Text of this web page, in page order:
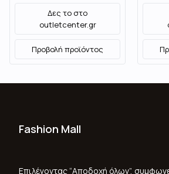
Επιλέγοντας “Αποδοχή όλων”,
Δες το στο
outletcenter.gr
Προβολή προϊόντος
Fashion Mall
Όροι Χρήσης & Προϋποθέσεις